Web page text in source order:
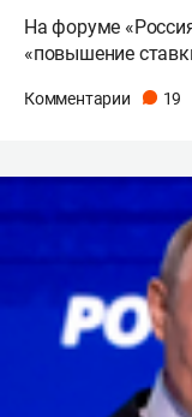
На форуме
«повышение
Комментарии 19